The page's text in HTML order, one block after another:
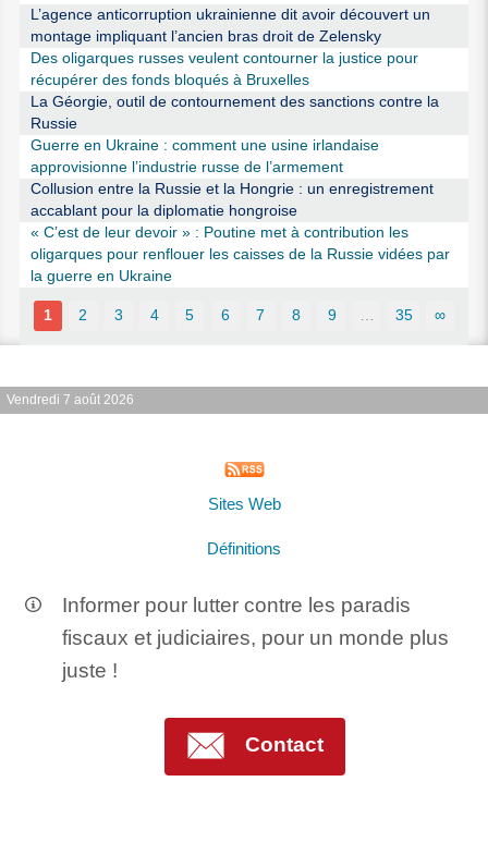
L’agence anticorruption ukrainienne dit avoir découvert un
montage impliquant l’ancien bras droit de Zelensky
Des oligarques russes veulent contourner la justice pour
récupérer des fonds bloqués à Bruxelles
La Géorgie, outil de contournement des sanctions contre la
Russie
Guerre en Ukraine : comment une usine irlandaise
approvisionne l’industrie russe de l’armement
Collusion entre la Russie et la Hongrie : un enregistrement
accablant pour la diplomatie hongroise
« C’est de leur devoir » : Poutine met à contribution les
oligarques pour renflouer les caisses de la Russie vidées par
la guerre en Ukraine
1 2 3 4 5 6 7 8 9 … 35 ∞
Vendredi 7 août 2026
Sites Web
Définitions
Informer pour lutter contre les paradis
fiscaux et judiciaires, pour un monde plus
juste !
Contact